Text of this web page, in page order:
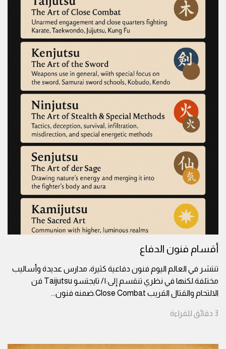
أقسام فنون الدفاع
تنتشر في العالم اليوم فنون دفاعية كثيرة، مدارس عديدة وأساليب
مختلفة.لكنها في نظري تنقسم إلى:١/ تايجتسو Taijutsu فن
الالتحام والقتال القريب Close Combat.ضمنه فنون
...
3 دقائق للقراءة